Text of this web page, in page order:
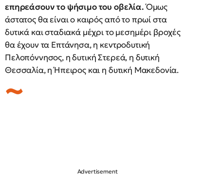
επηρεάσουν το ψήσιμο του οβελία.Όμως
άστατος θα είναι ο καιρός από το πρωί στα
δυτικά και σταδιακά μέχρι το μεσημέρι βροχές
θα έχουν τα Επτάνησα, η κεντροδυτική
Πελοπόννησος, η δυτική Στερεά, η δυτική
Θεσσαλία, η Ήπειρος και η δυτική Μακεδονία.